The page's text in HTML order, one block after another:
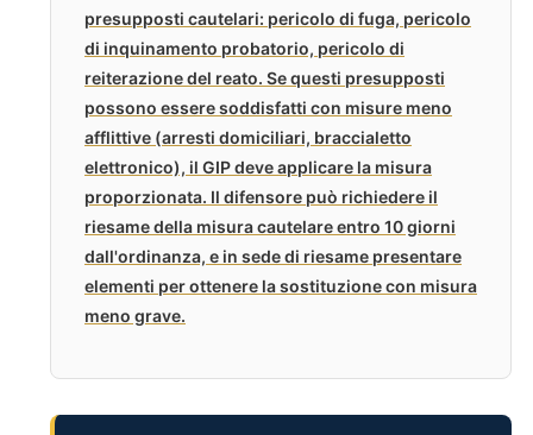
presupposti cautelari: pericolo di fuga, pericolo
di inquinamento probatorio, pericolo di
reiterazione del reato. Se questi presupposti
possono essere soddisfatti con misure meno
afflittive (arresti domiciliari, braccialetto
elettronico), il GIP deve applicare la misura
proporzionata. Il difensore può richiedere il
riesame della misura cautelare entro 10 giorni
dall'ordinanza, e in sede di riesame presentare
elementi per ottenere la sostituzione con misura
meno grave.